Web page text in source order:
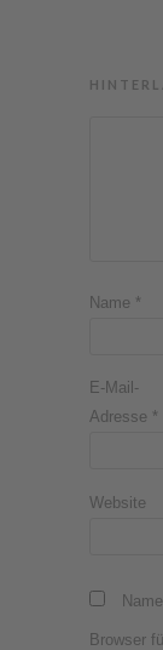
Name *
E-Mail-
Adresse *
Website
Browser